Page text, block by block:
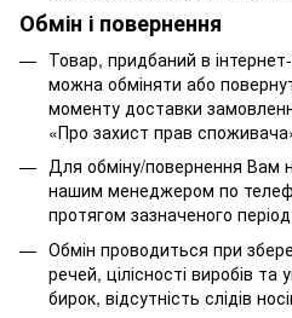
Обмін і повернення
Товар, придбаний в
можна обміняти або
моменту доставки
«Про захист прав
Для обміну/повернення Вам
нашим менеджером по
протягом зазначеного
Обмін проводиться при
речей, цілісності виробів та
бирок, відсутність слідів